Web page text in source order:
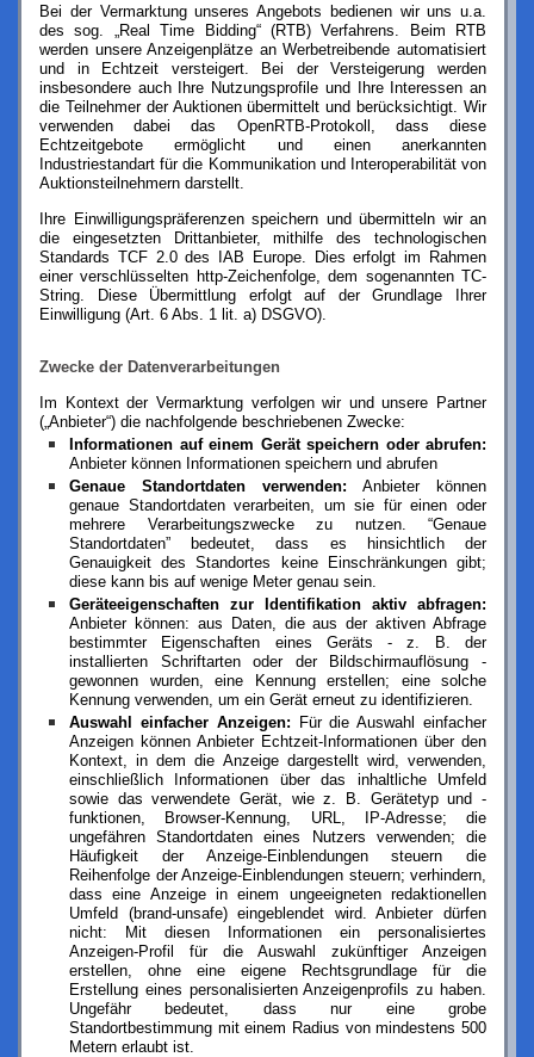
Bei der Vermarktung unseres Angebots bedienen wir uns u.a.
des sog. „Real Time Bidding“ (RTB) Verfahrens. Beim RTB
werden unsere Anzeigenplätze an Werbetreibende automatisiert
und in Echtzeit versteigert. Bei der Versteigerung werden
insbesondere auch Ihre Nutzungsprofile und Ihre Interessen an
die Teilnehmer der Auktionen übermittelt und berücksichtigt. Wir
verwenden dabei das OpenRTB-Protokoll, dass diese
Echtzeitgebote ermöglicht und einen anerkannten
Industriestandart für die Kommunikation und Interoperabilität von
Auktionsteilnehmern darstellt.
Ihre Einwilligungspräferenzen speichern und übermitteln wir an
die eingesetzten Drittanbieter, mithilfe des technologischen
Standards TCF 2.0 des IAB Europe. Dies erfolgt im Rahmen
einer verschlüsselten http-Zeichenfolge, dem sogenannten TC-
String. Diese Übermittlung erfolgt auf der Grundlage Ihrer
Einwilligung (Art. 6 Abs. 1 lit. a) DSGVO).
Zwecke der Datenverarbeitungen
Im Kontext der Vermarktung verfolgen wir und unsere Partner
(„Anbieter“) die nachfolgende beschriebenen Zwecke:
Informationen auf einem Gerät speichern oder abrufen:
Anbieter können Informationen speichern und abrufen
Genaue Standortdaten verwenden:Anbieter können
genaue Standortdaten verarbeiten, um sie für einen oder
mehrere Verarbeitungszwecke zu nutzen. “Genaue
Standortdaten” bedeutet, dass es hinsichtlich der
Genauigkeit des Standortes keine Einschränkungen gibt;
diese kann bis auf wenige Meter genau sein.
Geräteeigenschaften zur Identifikation aktiv abfragen:
Anbieter können: aus Daten, die aus der aktiven Abfrage
bestimmter Eigenschaften eines Geräts - z. B. der
installierten Schriftarten oder der Bildschirmauflösung -
gewonnen wurden, eine Kennung erstellen; eine solche
Kennung verwenden, um ein Gerät erneut zu identifizieren.
Auswahl einfacher Anzeigen: Für die Auswahl einfacher
Anzeigen können Anbieter Echtzeit-Informationen über den
Kontext, in dem die Anzeige dargestellt wird, verwenden,
einschließlich Informationen über das inhaltliche Umfeld
sowie das verwendete Gerät, wie z. B. Gerätetyp und -
funktionen, Browser-Kennung, URL, IP-Adresse; die
ungefähren Standortdaten eines Nutzers verwenden; die
Häufigkeit der Anzeige-Einblendungen steuern die
Reihenfolge der Anzeige-Einblendungen steuern; verhindern,
dass eine Anzeige in einem ungeeigneten redaktionellen
Umfeld (brand-unsafe) eingeblendet wird. Anbieter dürfen
nicht: Mit diesen Informationen ein personalisiertes
Anzeigen-Profil für die Auswahl zukünftiger Anzeigen
erstellen, ohne eine eigene Rechtsgrundlage für die
Erstellung eines personalisierten Anzeigenprofils zu haben.
Ungefähr bedeutet, dass nur eine grobe
Standortbestimmung mit einem Radius von mindestens 500
Metern erlaubt ist.